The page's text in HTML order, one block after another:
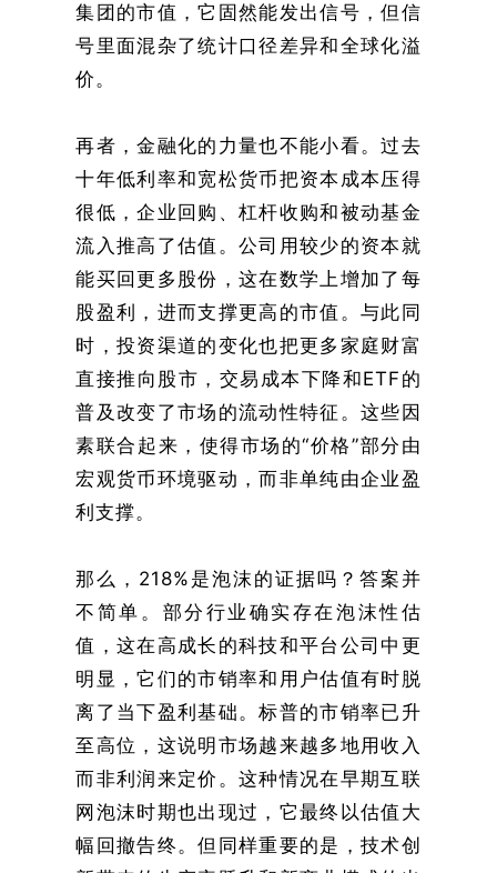
集团的市值，它固然能发出信号，但信
号里面混杂了统计口径差异和全球化溢
价。
再者，金融化的力量也不能小看。过去
十年低利率和宽松货币把资本成本压得
很低，企业回购、杠杆收购和被动基金
流入推高了估值。公司用较少的资本就
能买回更多股份，这在数学上增加了每
股盈利，进而支撑更高的市值。与此同
时，投资渠道的变化也把更多家庭财富
直接推向股市，交易成本下降和ETF的
普及改变了市场的流动性特征。这些因
素联合起来，使得市场的“价格”部分由
宏观货币环境驱动，而非单纯由企业盈
利支撑。
那么，218%是泡沫的证据吗？答案并
不简单。部分行业确实存在泡沫性估
值，这在高成长的科技和平台公司中更
明显，它们的市销率和用户估值有时脱
离了当下盈利基础。标普的市销率已升
至高位，这说明市场越来越多地用收入
而非利润来定价。这种情况在早期互联
网泡沫时期也出现过，它最终以估值大
幅回撤告终。但同样重要的是，技术创